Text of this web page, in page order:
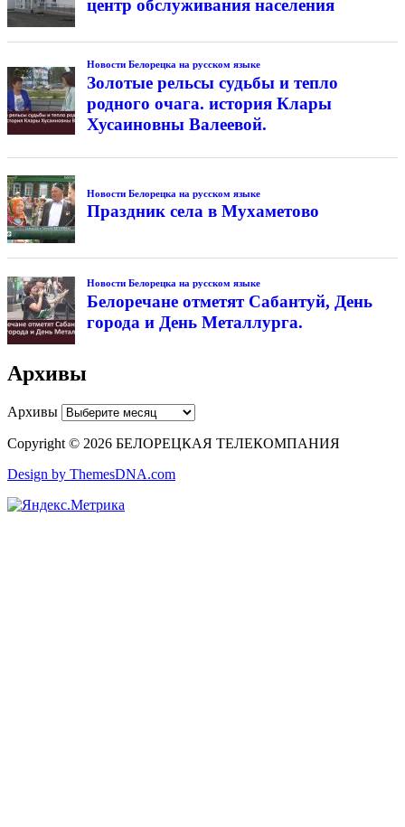
центр обслуживания населения
Новости Белорецка на русском языке
Золотые рельсы судьбы и тепло
родного очага. история Клары
Хусаиновны Валеевой.
Новости Белорецка на русском языке
Праздник села в Мухаметово
Новости Белорецка на русском языке
Белоречане отметят Сабантуй, День
города и День Металлурга.
Архивы
Архивы
Copyright © 2026 БЕЛОРЕЦКАЯ ТЕЛЕКОМПАНИЯ
Design by ThemesDNA.com